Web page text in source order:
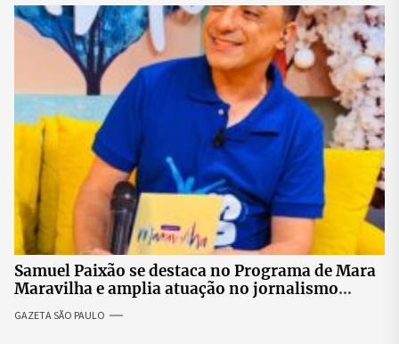
Samuel Paixão se destaca no Programa de Mara
Maravilha e amplia atuação no jornalismo
nacional
GAZETA SÃO PAULO